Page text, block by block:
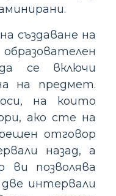
създаване на
се включи
на предмет.
на които
ако сте на
отговор
назад, а
ви позволява
интервали